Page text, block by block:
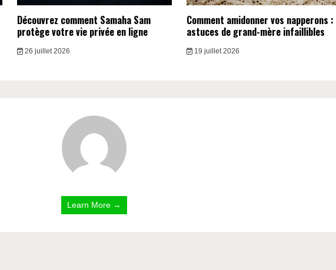
Découvrez comment Samaha Sam
protège votre vie privée en ligne
26 juillet 2026
Comment amidonner vos napperons :
astuces de grand-mère infaillibles
19 juillet 2026
Learn More →